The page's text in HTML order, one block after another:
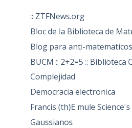
:: ZTFNews.org
Bloc de la Biblioteca de
Blog para anti-matematicos
BUCM :: 2+2=5 :: Biblioteca
Complejidad
Democracia electronica
Francis (th)E mule
Gaussianos